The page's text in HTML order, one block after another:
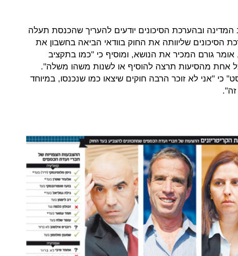
ובהערכת הסיכונים יודעים להעריך שהכנסת תעלה
הסיכונים שליוותה את החוק בוודאי הביאה בחשבון את
גורם המכיר את הנושא, ומוסיף כי "כמו בתקציב
אחת מהסיעות תרצה להוסיף או לשנות משהו משלה".
כי "אני לא זוכר הרבה חוקים שיצאו כמו שנכנסו, במיוחד